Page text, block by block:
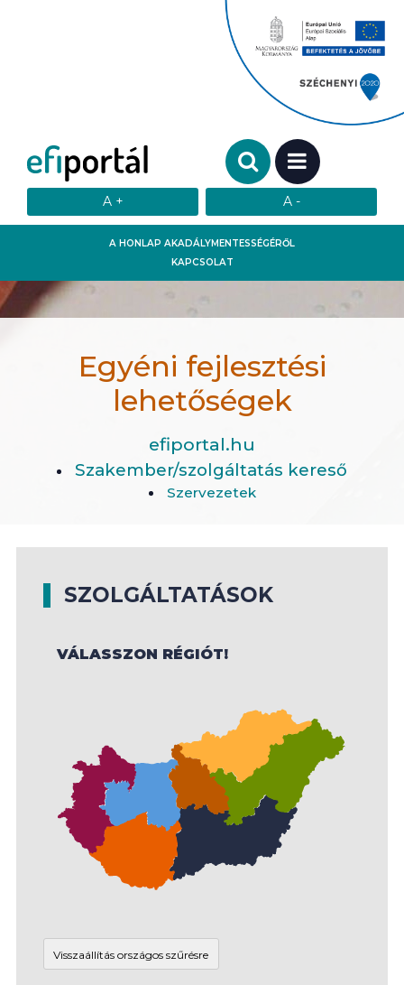
A HONLAP AKADÁLYMENTESSÉGÉRŐL
KAPCSOLAT
Keresendő szó:
MENÜ
Egyéni fejlesztési
lehetőségek
efiportal.hu
Szakember/szolgáltatás kereső
Szervezetek
SZOLGÁLTATÁSOK
VÁLASSZON RÉGIÓT!